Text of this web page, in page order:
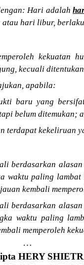
Hari adalah
hari libur,
kekuatan
kecuali
apabila:
baru yang
belum ditemukan;
terdapat kekeliruan
berdasarkan
waktu paling
kembali
berdasarkan
waktu paling
memperoleh
…
HERY